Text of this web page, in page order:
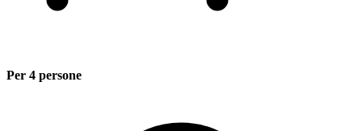
Per 4 persone